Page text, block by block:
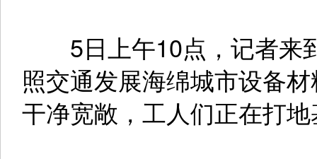
5日上午10点，记者来
照交通发展海绵城市设备
干净宽敞，工人们正在打